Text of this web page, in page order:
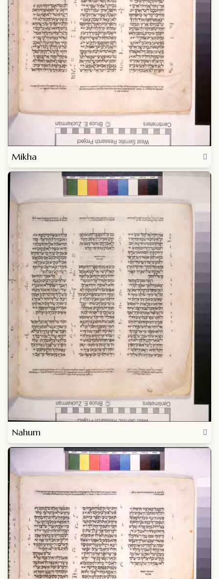
Mikha
Nahum